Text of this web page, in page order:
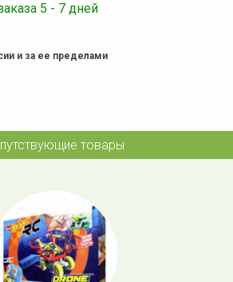
5 - 7 дней
и за ее пределами
товары